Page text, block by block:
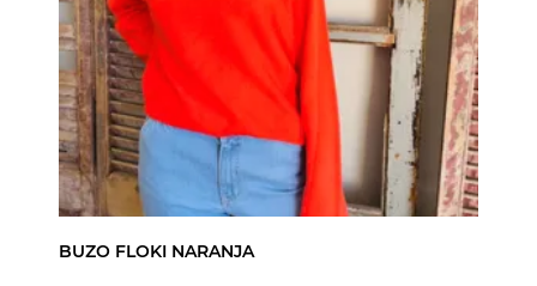
BUZO FLOKI NARANJA